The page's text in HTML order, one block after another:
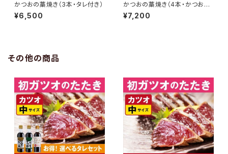
かつおの藁焼き（3本・タレ付き）
¥6,500
かつおの藁焼き（4本・かつおの
み）
¥7,200
その他の商品